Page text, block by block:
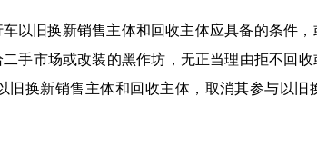
以旧换新销售主体和回收主体应具备的条件
手市场或改装的黑作坊，无正当理由拒不回
换新销售主体和回收主体，取消其参与以